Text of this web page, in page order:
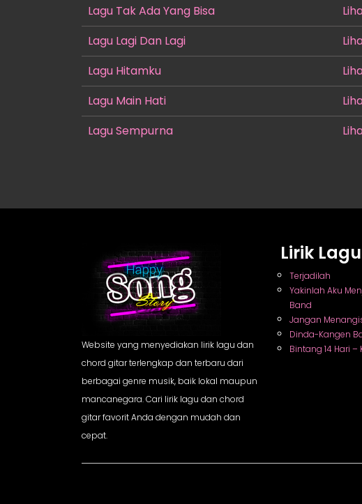
Lagu Tak Ada Yang Bisa
Lagu Lagi Dan Lagi
Lagu Hitamku
Lagu Main Hati
Lagu Sempurna
Website yang menyediakan lirik lagu dan
chord gitar terlengkap dan terbaru dari
berbagai genre musik, baik lokal maupun
mancanegara. Cari lirik lagu dan chord
gitar favorit Anda dengan mudah dan
cepat.
Lirik
Terjadilah
Yakinlah Aku
Band
Jangan
Dinda-Kangen
Bintang 14 Hari